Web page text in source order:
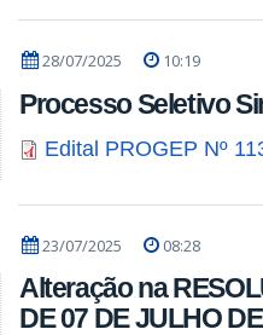
28/07/2025 10:19
Processo Seletivo
Edital PROGEP Nº
23/07/2025 08:28
Alteração na
DE 07 DE JULHO